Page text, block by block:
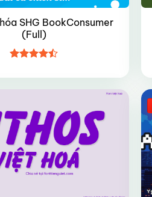
SHG BookConsumer
(Full)
hạng4.45